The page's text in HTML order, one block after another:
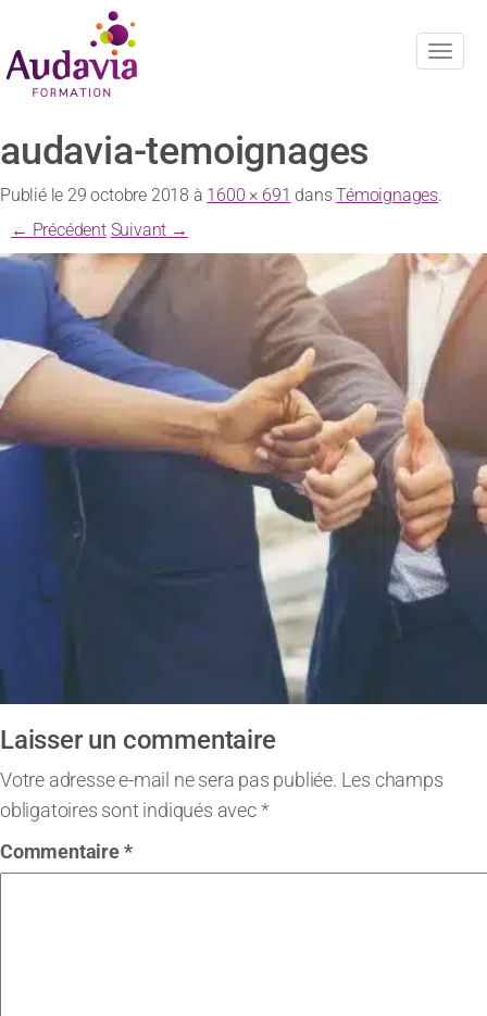
audavia-temoignages
Publié le 29 octobre 2018 à 1600 × 691 dansTémoignages.
← Précédent Suivant →
Laisser un commentaire
Votre adresse e-mail ne sera pas publiée. Les champs
obligatoires sont indiqués avec*
Commentaire*